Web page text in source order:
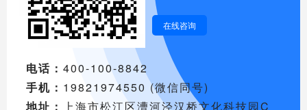
在线咨询
电话： 400-100-8842
手机： 19821974550 (微信同号)
地址： 上海市松江区漕河泾汉桥文化科技园C